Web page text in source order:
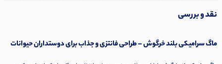
نقد و بررسی
ماگ سرامیکی بلند خرگوش – طراحی فانتزی و جذاب برای دوستداران حیوانات